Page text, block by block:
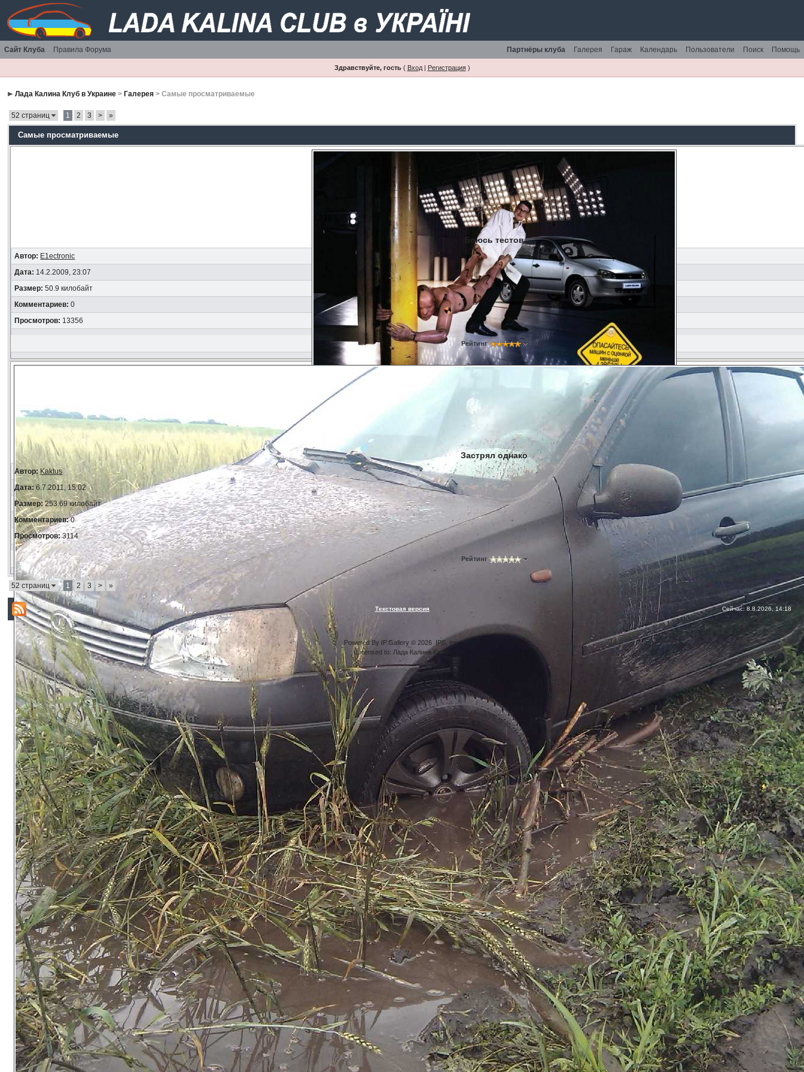
Сайт Клуба Правила Форума Помощь
Поиск
Пользователи
Календарь
Гараж
Галерея
Партнёры клуба
Здравствуйте, гость( Вход| Регистрация)
Лада Калина Клуб в Украине > Галерея > Самые просматриваемые
52 страниц 1 2 3 > »
Самые просматриваемые
Боюсь тестов
Автор: E1ectronic
Дата: 14.2.2009, 23:07
Размер: 50.9 килобайт
Комментариев: 0
Просмотров: 13356
Рейтинг
Застрял однако
Автор: Kaktus
Дата:6.7.2011, 15:02
Размер:253.69 килобайт
Комментариев:0
Просмотров:3114
Рейтинг
52 страниц 1 2 3 > »
Текстовая версия Сейчас: 8.8.2026, 14:18
Powered By IP.Gallery © 2026 IPS, Inc.
Licensed to: Лада Калина Клуб